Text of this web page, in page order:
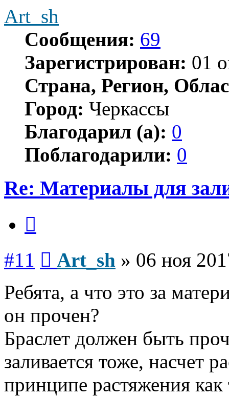
Art_sh
Сообщения: 69
Зарегистрирован: 01
Страна, Регион,
Город: Черкассы
Благодарил (а): 0
Поблагодарили: 0
Re: Материалы для
#11 Art_sh » 06 ноя
Ребята, а что это за
он прочен?
Браслет должен быть
заливается тоже, насчет
принципе растяжения как